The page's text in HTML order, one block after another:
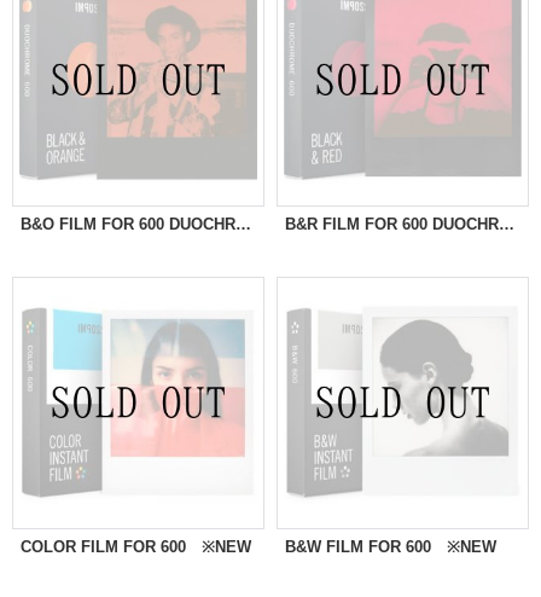
B&O FILM FOR 600 DUOCHROME B&R FILM FOR 600 DUOCHROME
COLOR FILM FOR 600 ※NEW B&W FILM FOR 600 ※NEW